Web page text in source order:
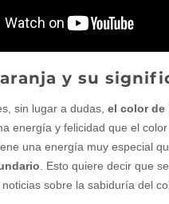
y su
sin lugar a dudas, el color de
energía y felicidad que el
una energía muy especial
. Esto quiere decir que
sobre la sabiduría del